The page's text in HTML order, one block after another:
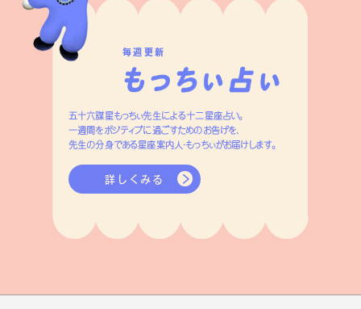
毎週更新
五十六謀星もっちぃ先生による十二星座占い。
一週間をポジティブに過ごすためのお告げを、
先生の分身である星座案内人・もっちぃがお届けします。
詳しくみる